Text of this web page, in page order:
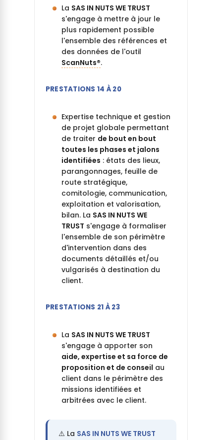
La SAS IN NUTS WE TRUST
s'engage à mettre à jour le
plus rapidement possible
l'ensemble des références et
des données de l'outil
ScanNuts®.
PRESTATIONS 14 À 20
Expertise technique et gestion
de projet globale permettant
de traiter de bout en bout
toutes les phases et jalons
identifiées : états des lieux,
parangonnages, feuille de
route stratégique,
comitologie, communication,
exploitation et valorisation,
bilan. La SAS IN NUTS WE
TRUST s'engage à formaliser
l'ensemble de son périmètre
d'intervention dans des
documents détaillés et/ou
vulgarisés à destination du
client.
PRESTATIONS 21 À 23
La SAS IN NUTS WE TRUST
s'engage à apporter son
aide, expertise et sa force de
proposition et de conseil au
client dans le périmètre des
missions identifiées et
arbitrées avec le client.
⚠️ La SAS IN NUTS WE TRUST